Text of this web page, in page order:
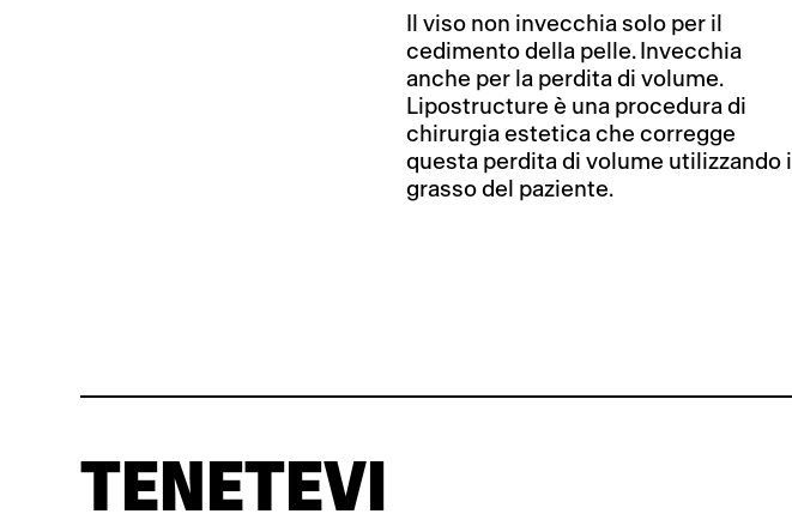
Il viso non invecchia solo per il
cedimento della pelle. Invecchia
anche per la perdita di volume.
Lipostructure è una procedura di
chirurgia estetica che corregge
questa perdita di volume utilizzando il
grasso del paziente.
TENETEVI